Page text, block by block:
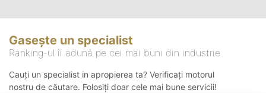
Gasește un specialist
Ranking-ul îi adună pe cei mai buni din industrie
Cauți un specialist in apropierea ta? Verificați motorul
nostru de căutare. Folosiți doar cele mai bune servicii!